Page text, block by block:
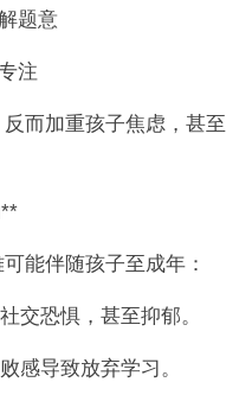
题意
注
而加重孩子焦虑，甚至
能伴随孩子至成年：
交恐惧，甚至抑郁。
感导致放弃学习。